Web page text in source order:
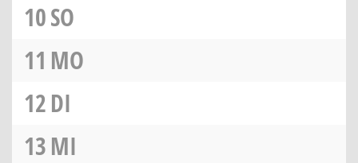
10SO
11 MO
12DI
13MI